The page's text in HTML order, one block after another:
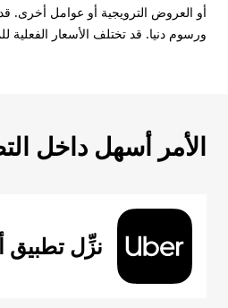
أو العروض الترويجية أو عوامل أخرى. قد
ورسوم دنيا. قد تختلف الأسعار الفعلية
الأمر أسهل داخل
نزِّل تطبيق